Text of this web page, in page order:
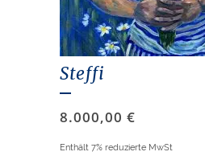
Steffi
8.000,00 €
Enthält 7% reduzierte MwSt